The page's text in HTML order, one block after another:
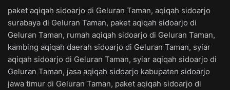
paket aqiqah sidoarjo di Geluran Taman, aqiqah sidoarjo
surabaya di Geluran Taman, paket aqiqah sidoarjo di
Geluran Taman, rumah aqiqah sidoarjo di Geluran Taman,
kambing aqiqah daerah sidoarjo di Geluran Taman, syiar
aqiqah sidoarjo di Geluran Taman, syiar aqiqah sidoarjo di
Geluran Taman, jasa aqiqah sidoarjo kabupaten sidoarjo
jawa timur di Geluran Taman, paket aqiqah sidoarjo di